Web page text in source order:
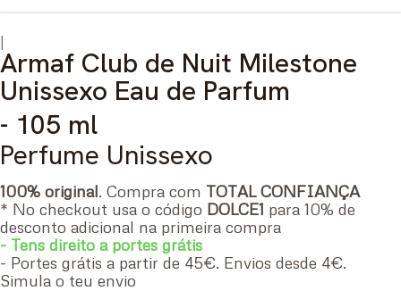
|
Armaf Club de Nuit Milestone
Unissexo Eau de Parfum
- 105 ml
Perfume Unissexo
100% original. Compra com TOTAL CONFIANÇA
* No checkout usa o código DOLCE1 para 10% de
desconto adicional na primeira compra
- Tens direito a portes grátis
- Portes grátis a partir de 45€. Envios desde 4€.
Simula o teu envio